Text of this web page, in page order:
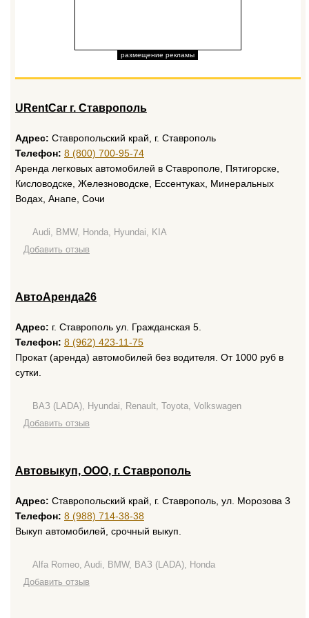
размещение рекламы
URentCar г. Ставрополь
Адрес: Ставропольский край, г. Ставрополь
Телефон: 8 (800) 700-95-74
Аренда легковых автомобилей в Ставрополе, Пятигорске,
Кисловодске, Железноводске, Ессентуках, Минеральных
Водах, Анапе, Сочи
Audi, BMW, Honda, Hyundai, KIA
Добавить отзыв
АвтоАренда26
Адрес: г. Ставрополь ул. Гражданская 5.
Телефон: 8 (962) 423-11-75
Прокат (аренда) автомобилей без водителя. От 1000 руб в
сутки.
ВАЗ (LADA), Hyundai, Renault, Toyota, Volkswagen
Добавить отзыв
Автовыкуп, ООО, г. Ставрополь
Адрес: Ставропольский край, г. Ставрополь, ул. Морозова 3
Телефон: 8 (988) 714-38-38
Выкуп автомобилей, срочный выкуп.
Alfa Romeo, Audi, BMW, ВАЗ (LADA), Honda
Добавить отзыв